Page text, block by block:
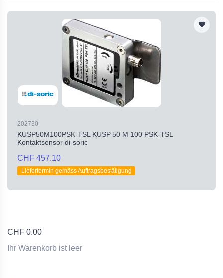
202730
KUSP50M100PSK-TSL KUSP 50 M 100 PSK-TSL
Kontaktsensor di-soric
CHF 457.10
Liefertermin gemäss Auftragsbestätigung
CHF 0.00
Ihr Warenkorb ist leer